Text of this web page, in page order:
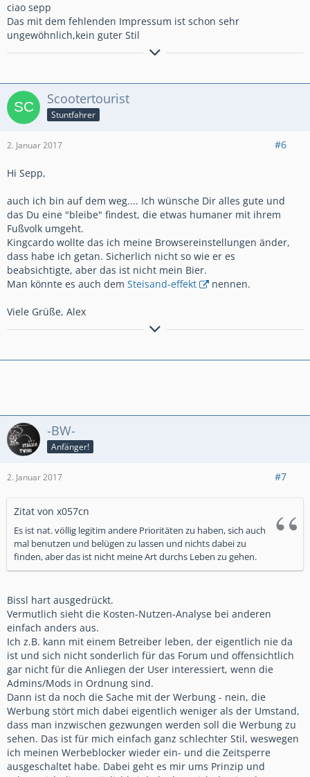
ciao sepp
Das mit dem fehlenden Impressum ist schon sehr
ungewöhnlich,kein guter Stil
NC 750x DCT Grand Prix Red RH 09
Scotoiler
Honda Tourenscheibe
Honda Hauptständer
Honda Fußwindabweiser
Sturzbügel H u B
Handschützer(no name)
Verstellbare Fußrasten
Lenkerhöherlegung
Zusatzscheinwerfer
Griffpuppies
12v Steckdose
Motorräder: NSU Quickly T,Quickly N,KTM Roller,Honda
CB100,Vespa 125 Primavera,Honda VF750s,Suzuki GSF 400
Bandit,Honda Nc700x,Honda NC 750 x DCT RH09
Scootertourist
Stuntfahrer
2. Januar 2017 #6
Hi Sepp,
auch ich bin auf dem weg.... Ich wünsche Dir alles gute und
das Du eine "bleibe" findest, die etwas humaner mit ihrem
Fußvolk umgeht.
Kingcardo wollte das ich meine Browsereinstellungen änder,
dass habe ich getan. Sicherlich nicht so wie er es
beabsichtigte, aber das ist nicht mein Bier.
Man könnte es auch dem Steisand-effekt nennen.
Viele Grüße, Alex
Wer mich sucht, ich bin nun hier zu finden:
-BW-
Anfänger!
2. Januar 2017 #7
Zitat von x057cn
Es ist nat. völlig legitim andere Prioritäten zu haben, sich auch
mal benutzen und belügen zu lassen und nichts dabei zu
finden, aber das ist nicht meine Art durchs Leben zu gehen.
Bissl hart ausgedrückt.
Vermutlich sieht die Kosten-Nutzen-Analyse bei anderen
einfach anders aus.
Ich z.B. kann mit einem Betreiber leben, der eigentlich nie da
ist und sich nicht sonderlich für das Forum und offensichtlich
gar nicht für die Anliegen der User interessiert, wenn die
Admins/Mods in Ordnung sind.
Dann ist da noch die Sache mit der Werbung - nein, die
Werbung stört mich dabei eigentlich weniger als der Umstand,
dass man inzwischen gezwungen werden soll die Werbung zu
sehen. Das ist für mich einfach ganz schlechter Stil, weswegen
ich meinen Werbeblocker wieder ein- und die Zeitsperre
ausgeschaltet habe. Dabei geht es mir ums Prinzip und